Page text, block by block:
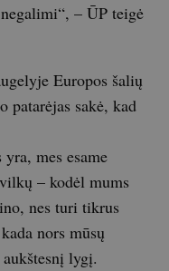
– ŪP teigė
Europos šalių
patarėjas sakė, kad
mes esame
– kodėl mums
nes turi tikrus
nors mūsų
lygį.